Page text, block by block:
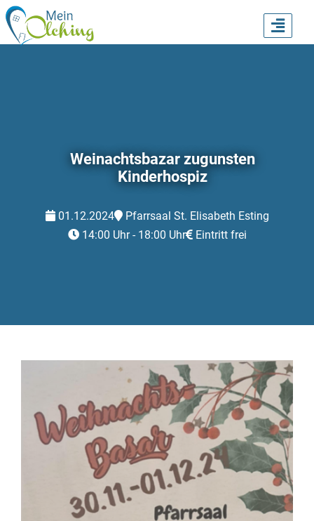
Weinachtsbazar zugunsten
Kinderhospiz
01.12.2024
Pfarrsaal St. Elisabeth Esting
14:00 Uhr - 18:00 Uhr Eintritt frei